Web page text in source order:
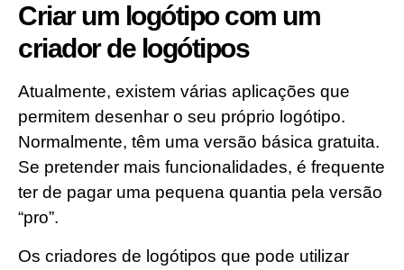
Criar um logótipo com um
criador de logótipos
Atualmente, existem várias aplicações que
permitem desenhar o seu próprio logótipo.
Normalmente, têm uma versão básica gratuita.
Se pretender mais funcionalidades, é frequente
ter de pagar uma pequena quantia pela versão
“pro”.
Os criadores de logótipos que pode utilizar